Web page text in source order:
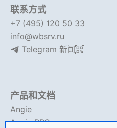
联系方式
+7 (495) 120 50 33
info@wbsrv.ru
Telegram 新闻
产品和文档
Angie
Angie PRO